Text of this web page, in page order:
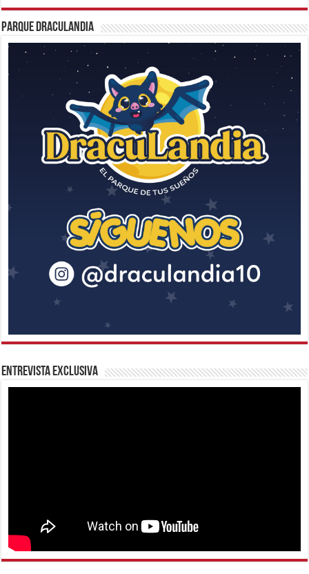
Parque Draculandia
Entrevista Exclusiva